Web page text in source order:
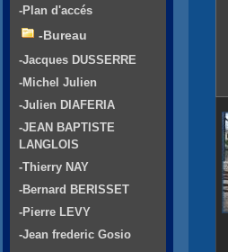
-Plan d'accés
-Bureau
-Jacques DUSSERRE
-Michel Julien
-Julien DIAFERIA
-JEAN BAPTISTE
LANGLOIS
-Thierry NAY
-Bernard BERISSET
-Pierre LEVY
-Jean frederic Gosio